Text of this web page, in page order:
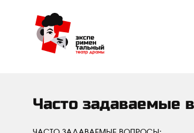
Часто задаваемые